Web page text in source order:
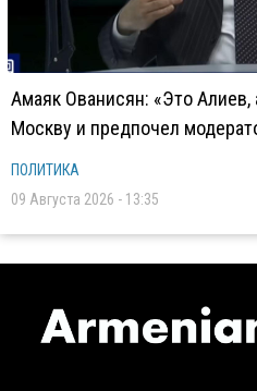
Амаяк Ованисян: «Это Алиев,
Москву и предпочел
ПОЛИТИКА
09 Августа 2026 - 13:35